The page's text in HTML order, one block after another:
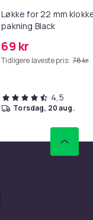
Løkke for 22 mm
pakning Black
69 kr
Tidligere laveste pris: 78 kr
4,5
torsdag, 20 aug.